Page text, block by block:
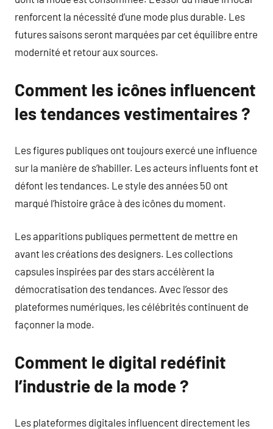
renforcent la nécessité d’une mode plus durable. Les
futures saisons seront marquées par cet équilibre entre
modernité et retour aux sources.
Comment les icônes influencent
les tendances vestimentaires ?
Les figures publiques ont toujours exercé une influence
sur la manière de s’habiller. Les acteurs influents font et
défont les tendances. Le style des années 50 ont
marqué l’histoire grâce à des icônes du moment.
Les apparitions publiques permettent de mettre en
avant les créations des designers. Les collections
capsules inspirées par des stars accélèrent la
démocratisation des tendances. Avec l’essor des
plateformes numériques, les célébrités continuent de
façonner la mode.
Comment le digital redéfinit
l’industrie de la mode ?
Les plateformes digitales influencent directement les